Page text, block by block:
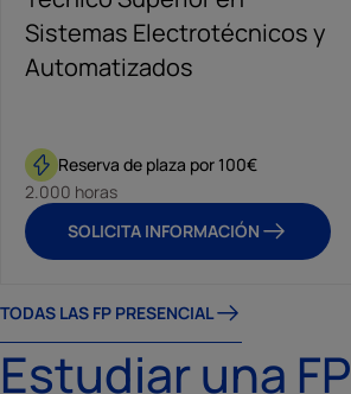
Sistemas Electrotécnicos y
Automatizados
Reserva de plaza por 100€
2.000 horas
SOLICITA INFORMACIÓN
TODAS LAS FP PRESENCIAL
y Automáticas a distancia
Reserva de plaza por 100€
2.000 horas
SOLICITA INFORMACIÓN
Estudiar una FP